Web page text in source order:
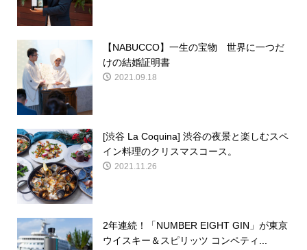
【NABUCCO】一生の宝物 世界に一つだ
けの結婚証明書
2021.09.18
[渋谷 La Coquina] 渋谷の夜景と楽しむスペ
イン料理のクリスマスコース。
2021.11.26
2年連続！「NUMBER EIGHT GIN」が東京
ウイスキー＆スピリッツ コンペティ...